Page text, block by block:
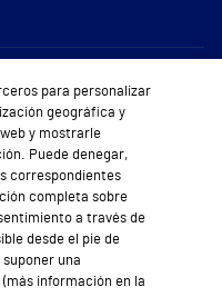
al Cliente
para personalizar
geográfica y
y mostrarle
Puede denegar,
correspondientes
completa sobre
a través de
desde el pie de
una
información en la